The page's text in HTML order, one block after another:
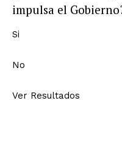
impulsa el
Si
No
Ver Resultados